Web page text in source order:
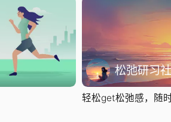
松弛研习社
轻松get松弛感，随